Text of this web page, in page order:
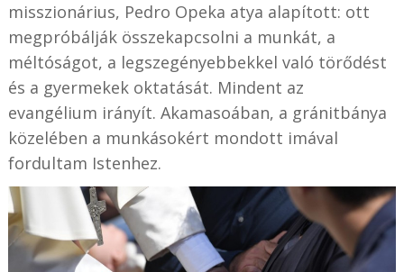
misszionárius, Pedro Opeka atya alapított: ott
megpróbálják összekapcsolni a munkát, a
méltóságot, a legszegényebbekkel való törődést
és a gyermekek oktatását. Mindent az
evangélium irányít. Akamasoában, a gránitbánya
közelében a munkásokért mondott imával
fordultam Istenhez.